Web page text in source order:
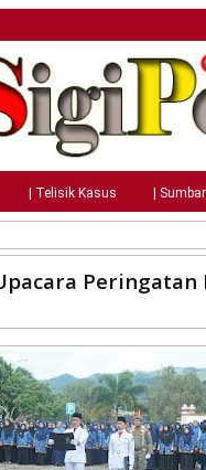
| Telisik Kasus | Sumbar